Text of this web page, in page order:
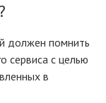
должен помнить
сервиса с целью
в